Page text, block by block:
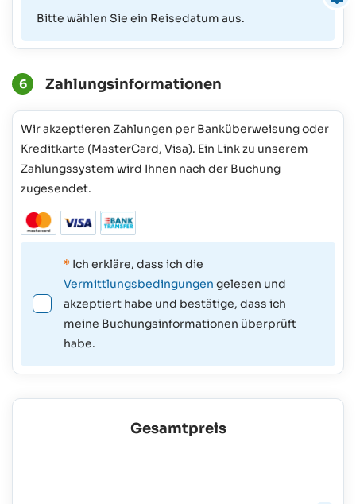
Bitte wählen Sie ein Reisedatum aus.
6 Zahlungsinformationen
Wir akzeptieren Zahlungen per Banküberweisung oder
Kreditkarte (MasterCard, Visa). Ein Link zu unserem
Zahlungssystem wird Ihnen nach der Buchung
zugesendet.
* Ich erkläre, dass ich die
Vermittlungsbedingungen gelesen und
akzeptiert habe und bestätige, dass ich
meine Buchungsinformationen überprüft
habe.
Gesamtpreis